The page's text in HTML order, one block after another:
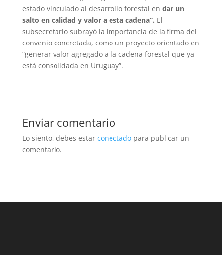
estado vinculado al desarrollo forestal en dar un
salto en calidad y valor a esta cadena”. El
subsecretario subrayó la importancia de la firma del
convenio concretada, como un proyecto orientado en
“generar valor agregado a la cadena forestal que ya
está consolidada en Uruguay”.
Enviar comentario
Lo siento, debes estar conectadopara publicar un
comentario.